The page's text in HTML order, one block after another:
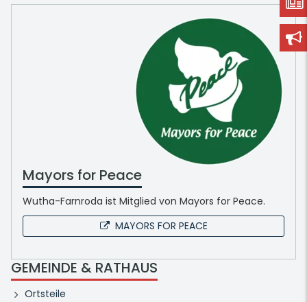
Mayors for Peace
Wutha-Farnroda ist Mitglied von Mayors for Peace.
MAYORS FOR PEACE
GEMEINDE & RATHAUS
Ortsteile